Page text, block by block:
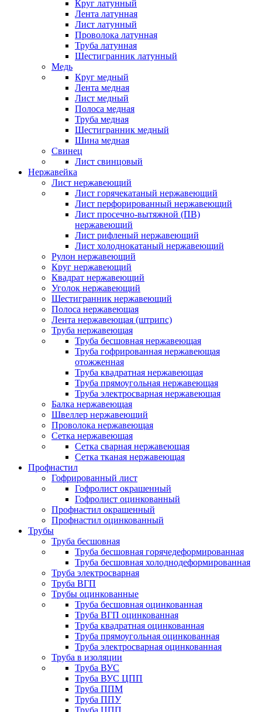
Круг латунный
Лента латунная
Лист латунный
Проволока латунная
Труба латунная
Шестигранник латунный
Медь
Круг медный
Лента медная
Лист медный
Полоса медная
Труба медная
Шестигранник медный
Шина медная
Свинец
Лист свинцовый
Нержавейка
Лист нержавеющий
Лист горячекатаный нержавеющий
Лист перфорированный нержавеющий
Лист просечно-вытяжной (ПВ)
нержавеющий
Лист рифленый нержавеющий
Лист холоднокатаный нержавеющий
Рулон нержавеющий
Круг нержавеющий
Квадрат нержавеющий
Уголок нержавеющий
Шестигранник нержавеющий
Полоса нержавеющая
Лента нержавеющая (штрипс)
Труба нержавеющая
Труба бесшовная нержавеющая
Труба гофрированная нержавеющая
отожженная
Труба квадратная нержавеющая
Труба прямоугольная нержавеющая
Труба электросварная нержавеющая
Балка нержавеющая
Швеллер нержавеющий
Проволока нержавеющая
Сетка нержавеющая
Сетка сварная нержавеющая
Сетка тканая нержавеющая
Профнастил
Гофрированный лист
Гофролист окрашенный
Гофролист оцинкованный
Профнастил окрашенный
Профнастил оцинкованный
Трубы
Труба бесшовная
Труба бесшовная горячедеформированная
Труба бесшовная холоднодеформированная
Труба электросварная
Труба ВГП
Трубы оцинкованные
Труба бесшовная оцинкованная
Труба ВГП оцинкованная
Труба квадратная оцинкованная
Труба прямоугольная оцинкованная
Труба электросварная оцинкованная
Труба в изоляции
Труба ВУС
Труба ВУС ЦПП
Труба ППМ
Труба ППУ
Труба ЦПП